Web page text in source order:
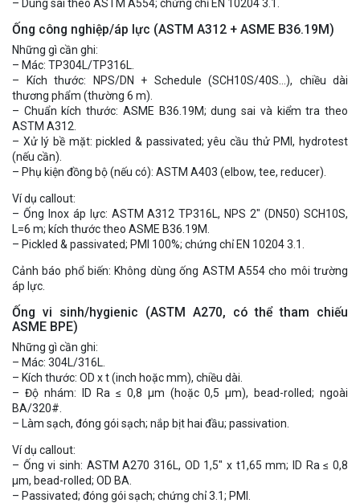
– Dung sai theo ASTM A554; chứng chỉ EN 10204 3.1.
Ống công nghiệp/áp lực (ASTM A312 + ASME B36.19M)
Những gì cần ghi:
– Mác: TP304L/TP316L.
– Kích thước: NPS/DN + Schedule (SCH10S/40S…), chiều dài
thương phẩm (thường 6 m).
– Chuẩn kích thước: ASME B36.19M; dung sai và kiểm tra theo
ASTM A312.
– Xử lý bề mặt: pickled & passivated; yêu cầu thử PMI, hydrotest
(nếu cần).
– Phụ kiện đồng bộ (nếu có): ASTM A403 (elbow, tee, reducer).
Ví dụ callout:
– Ống Inox áp lực: ASTM A312 TP316L, NPS 2″ (DN50) SCH10S,
L=6 m; kích thước theo ASME B36.19M.
– Pickled & passivated; PMI 100%; chứng chỉ EN 10204 3.1.
Cảnh báo phổ biến: Không dùng ống ASTM A554 cho môi trường
áp lực.
Ống vi sinh/hygienic (ASTM A270, có thể tham chiếu
ASME BPE)
Những gì cần ghi:
– Mác: 304L/316L.
– Kích thước: OD x t (inch hoặc mm), chiều dài.
– Độ nhám: ID Ra ≤ 0,8 µm (hoặc 0,5 µm), bead-rolled; ngoài
BA/320#.
– Làm sạch, đóng gói sạch; nắp bịt hai đầu; passivation.
Ví dụ callout:
– Ống vi sinh: ASTM A270 316L, OD 1,5″ x t1,65 mm; ID Ra ≤ 0,8
µm, bead-rolled; OD BA.
– Passivated; đóng gói sạch; chứng chỉ 3.1; PMI.